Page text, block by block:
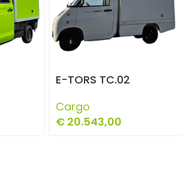
E-TORS TC.02
Cargo
€ 20.543,00